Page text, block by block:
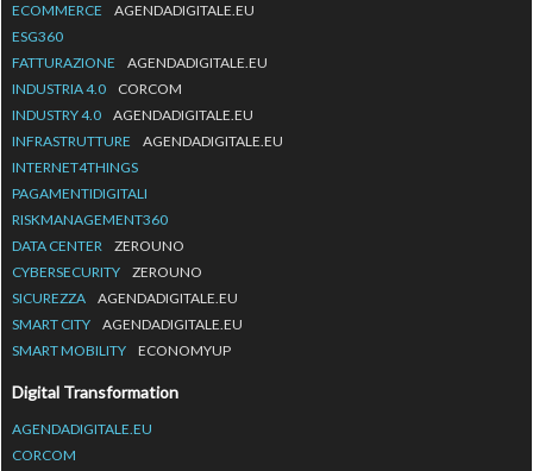
ECOMMERCE
AGENDADIGITALE.EU
ESG360
FATTURAZIONE
AGENDADIGITALE.EU
INDUSTRIA 4.0
CORCOM
INDUSTRY 4.0
AGENDADIGITALE.EU
INFRASTRUTTURE
AGENDADIGITALE.EU
INTERNET4THINGS
PAGAMENTIDIGITALI
RISKMANAGEMENT360
DATA CENTER
ZEROUNO
CYBERSECURITY
ZEROUNO
SICUREZZA
AGENDADIGITALE.EU
SMART CITY
AGENDADIGITALE.EU
SMART MOBILITY
ECONOMYUP
Digital Transformation
AGENDADIGITALE.EU
CORCOM